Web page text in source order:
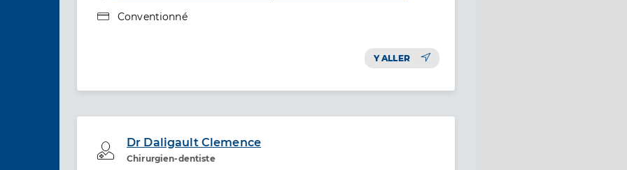
Type de convention
Conventionné
Y ALLER
Dr Daligault Clemence
Chirurgien-dentiste
Professionel de santé